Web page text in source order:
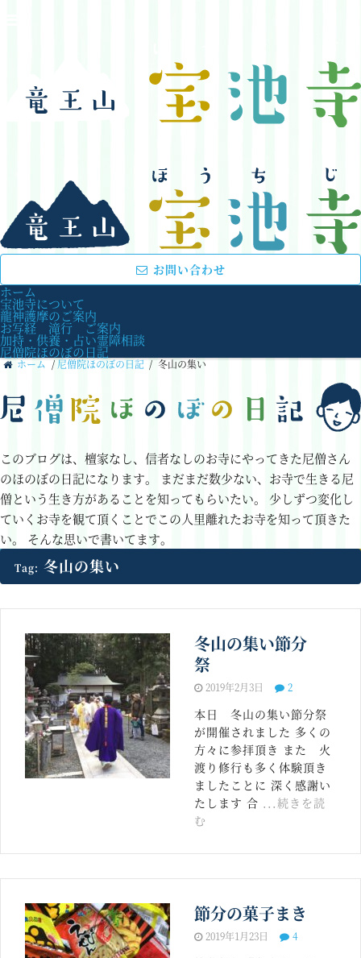
お問い合わせ
ホーム
宝池寺について
龍神護摩のご案内
お写経 滝行 ご案内
加持・供養・占い霊障相談
尼僧院ほのぼの日記
ホーム / 尼僧院ほのぼの日記 / 冬山の集い
このブログは、檀家なし、信者なしのお寺にやってきた尼僧さん
のほのぼの日記になります。 まだまだ数少ない、お寺で生きる尼
僧という生き方があることを知ってもらいたい。
少しずつ変化し
ていくお寺を観て頂くことでこの人里離れたお寺を知って頂きた
い。 そんな思いで書いてます。
Tag: 冬山の集い
冬山の集い節分
祭
2019年2月3日 2
本日 冬山の集い節分祭
が開催されました 多くの
方々に参拝頂き また 火
渡り修行も多く体験頂き
ましたことに 深く感謝い
たします 合 ...続きを読
む
節分の菓子まき
2019年1月23日 4